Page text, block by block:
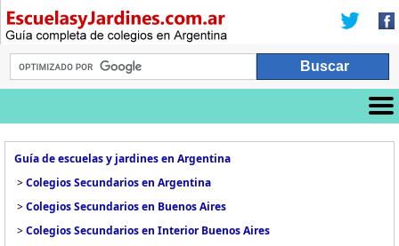
Guía de escuelas y jardines en Argentina
>Colegios Secundarios en Argentina
>Colegios Secundarios en Buenos Aires
>Colegios Secundarios en Interior Buenos Aires